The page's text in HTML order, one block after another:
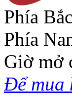
Phía
Phía
Giờ mở
Để mua